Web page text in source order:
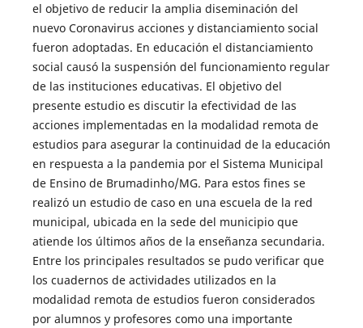
el objetivo de reducir la amplia diseminación del
nuevo Coronavirus acciones y distanciamiento social
fueron adoptadas. En educación el distanciamiento
social causó la suspensión del funcionamiento regular
de las instituciones educativas. El objetivo del
presente estudio es discutir la efectividad de las
acciones implementadas en la modalidad remota de
estudios para asegurar la continuidad de la educación
en respuesta a la pandemia por el Sistema Municipal
de Ensino de Brumadinho/MG. Para estos fines se
realizó un estudio de caso en una escuela de la red
municipal, ubicada en la sede del municipio que
atiende los últimos años de la enseñanza secundaria.
Entre los principales resultados se pudo verificar que
los cuadernos de actividades utilizados en la
modalidad remota de estudios fueron considerados
por alumnos y profesores como una importante